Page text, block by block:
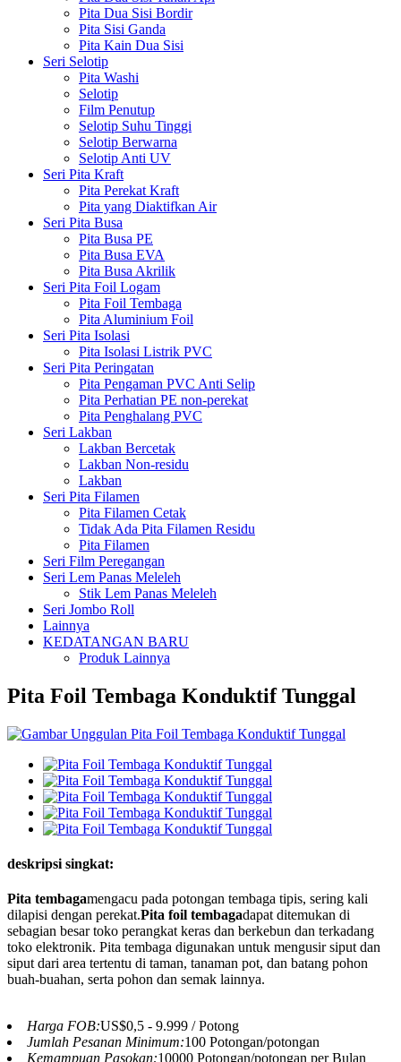
Pita Dua Sisi Bordir
Pita Sisi Ganda
Pita Kain Dua Sisi
Seri Selotip
Pita Washi
Selotip
Film Penutup
Selotip Suhu Tinggi
Selotip Berwarna
Selotip Anti UV
Seri Pita Kraft
Pita Perekat Kraft
Pita yang Diaktifkan Air
Seri Pita Busa
Pita Busa PE
Pita Busa EVA
Pita Busa Akrilik
Seri Pita Foil Logam
Pita Foil Tembaga
Pita Aluminium Foil
Seri Pita Isolasi
Pita Isolasi Listrik PVC
Seri Pita Peringatan
Pita Pengaman PVC Anti Selip
Pita Perhatian PE non-perekat
Pita Penghalang PVC
Seri Lakban
Lakban Bercetak
Lakban Non-residu
Lakban
Seri Pita Filamen
Pita Filamen Cetak
Tidak Ada Pita Filamen Residu
Pita Filamen
Seri Film Peregangan
Seri Lem Panas Meleleh
Stik Lem Panas Meleleh
Seri Jombo Roll
Lainnya
KEDATANGAN BARU
Produk Lainnya
Pita Foil Tembaga Konduktif Tunggal
deskripsi singkat:
Pita tembagamengacu pada potongan tembaga tipis, sering kali
dilapisi dengan perekat.Pita foil tembagadapat ditemukan di
sebagian besar toko perangkat keras dan berkebun dan terkadang
toko elektronik. Pita tembaga digunakan untuk mengusir siput dan
siput dari area tertentu di taman, tanaman pot, dan batang pohon
buah-buahan, serta pohon dan semak lainnya.
Harga FOB:US$0,5 - 9.999 / Potong
Jumlah Pesanan Minimum:100 Potongan/potongan
Kemampuan Pasokan:10000 Potongan/potongan per Bulan